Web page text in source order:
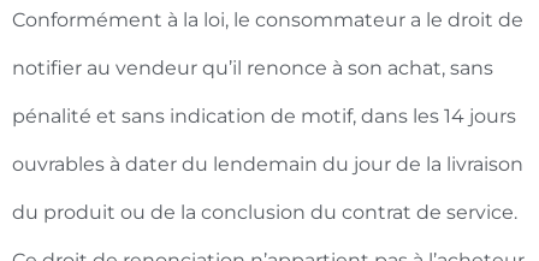
Conformément à la loi, le consommateur a le droit de
notifier au vendeur qu’il renonce à son achat, sans
pénalité et sans indication de motif, dans les 14 jours
ouvrables à dater du lendemain du jour de la livraison
du produit ou de la conclusion du contrat de service.